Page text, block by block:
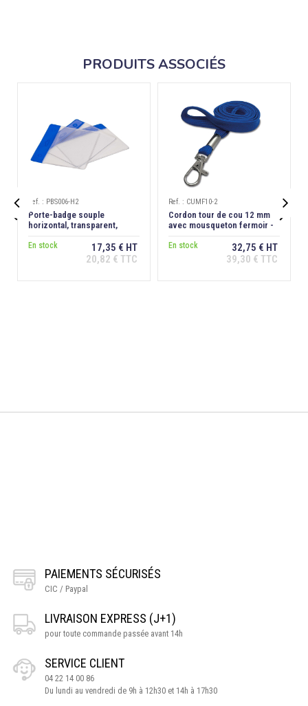
PRODUITS ASSOCIÉS

Ref. : PBS006-H2
Porte-badge souple
horizontal, transparent,
En stock
17,35 € HT
20,82 € TTC
Ref. : CUMF10-2
Cordon tour de cou 12 mm
avec mousqueton fermoir -
En stock
32,75 € HT
39,30 € TTC

PAIEMENTS SÉCURISÉS
CIC / Paypal
LIVRAISON EXPRESS (J+1)
pour toute commande passée avant 14h
SERVICE CLIENT
04 22 14 00 86
Du lundi au vendredi de 9h à 12h30 et 14h à 17h30